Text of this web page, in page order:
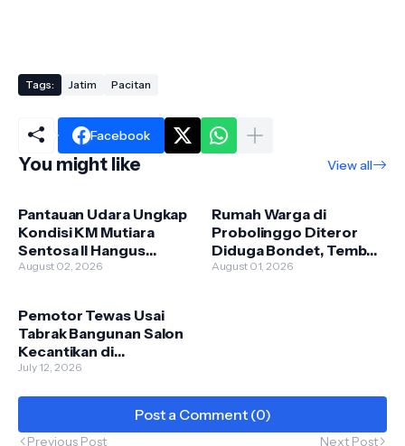
Tags: Jatim Pacitan
Facebook
You might like View all
Pantauan Udara Ungkap
Kondisi KM Mutiara
Sentosa II Hangus
Terbakar, 227
August 02, 2026
Rumah Warga di
Probolinggo Diteror
Diduga Bondet, Tembok
Teras Jebol
August 01, 2026
Pemotor Tewas Usai
Tabrak Bangunan Salon
Kecantikan di
Mojokerto, Polisi Selidiki
July 12, 2026
Post a Comment (0)
Previous Post Next Post